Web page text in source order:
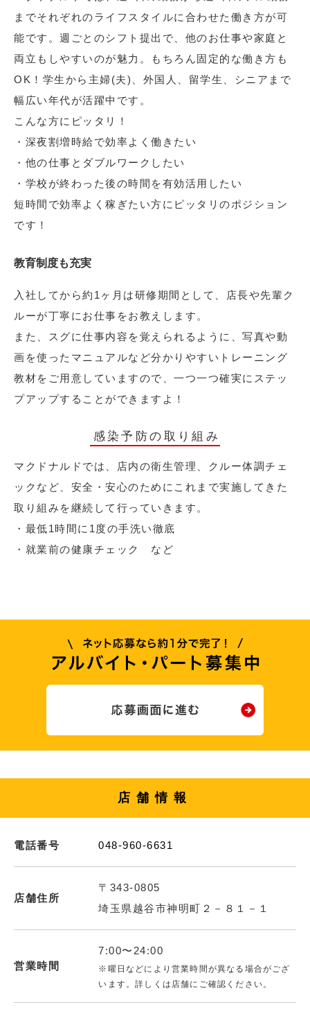
までそれぞれのライフスタイルに合わせた働き方が可
能です。週ごとのシフト提出で、他のお仕事や家庭と
両立もしやすいのが魅力。もちろん固定的な働き方も
OK！学生から主婦(夫)、外国人、留学生、シニアまで
幅広い年代が活躍中です。
こんな方にピッタリ！
・深夜割増時給で効率よく働きたい
・他の仕事とダブルワークしたい
・学校が終わった後の時間を有効活用したい
短時間で効率よく稼ぎたい方にピッタリのポジション
です！
教育制度も充実
入社してから約1ヶ月は研修期間として、店長や先輩ク
ルーが丁寧にお仕事をお教えします。
また、スグに仕事内容を覚えられるように、写真や動
画を使ったマニュアルなど分かりやすいトレーニング
教材をご用意していますので、一つ一つ確実にステッ
プアップすることができますよ！
感染予防の取り組み
マクドナルドでは、店内の衛生管理、クルー体調チェ
ックなど、安全・安心のためにこれまで実施してきた
取り組みを継続して行っていきます。
・最低1時間に1度の手洗い徹底
・就業前の健康チェック など
店舗情報
電話番号 048-960-6631
店舗住所
〒343-0805
埼玉県越谷市神明町２－８１－１
営業時間
7:00〜24:00
※曜日などにより営業時間が異なる場合がござ
います。詳しくは店舗にご確認ください。